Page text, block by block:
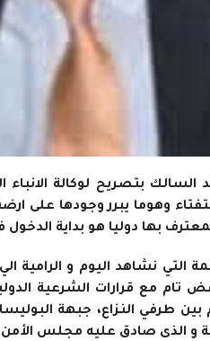
بتصريح لوكالة
وهوما يبرر وجودها على
بها دوليا هو بداية الدخول
التي نشاهد اليوم و
تام مع قرارات الشرعية
و الذى صادق عليه مجلس الأمن